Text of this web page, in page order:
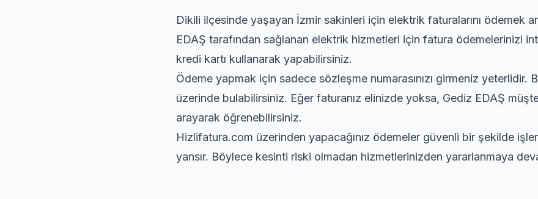
Dikili ilçesinde yaşayan İzmir sakinleri için elektrik faturalarını ödemek
EDAŞ tarafından sağlanan elektrik hizmetleri için fatura ödemelerinizi
kredi kartı kullanarak yapabilirsiniz.
Ödeme yapmak için sadece sözleşme numarasınızı girmeniz yeterlidir.
üzerinde bulabilirsiniz. Eğer faturanız elinizde yoksa, Gediz EDAŞ
arayarak öğrenebilirsiniz.
Hizlifatura.com üzerinden yapacağınız ödemeler güvenli bir şekilde
yansır. Böylece kesinti riski olmadan hizmetlerinizden yararlanmaya